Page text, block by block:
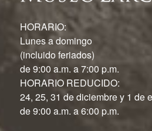
HORARIO:
Lunes a domingo
(incluido feriados)
de 9:00 a.m. a 7:00 p.m.
HORARIO REDUCIDO:
24, 25, 31 de diciembre y 1 de
de 9:00 a.m. a 6:00 p.m.